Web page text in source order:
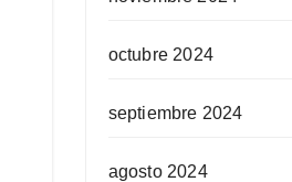
octubre 2024
septiembre 2024
agosto 2024